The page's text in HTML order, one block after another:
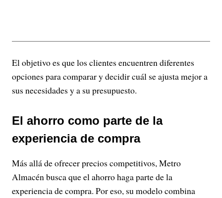
El objetivo es que los clientes encuentren diferentes
opciones para comparar y decidir cuál se ajusta mejor a
sus necesidades y a su presupuesto.
El ahorro como parte de la
experiencia de compra
Más allá de ofrecer precios competitivos, Metro
Almacén busca que el ahorro haga parte de la
experiencia de compra. Por eso, su modelo combina